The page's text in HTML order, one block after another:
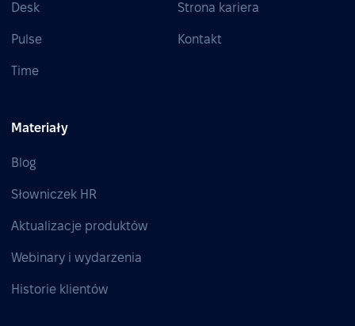
Desk
Pulse
Time
Strona kariera
Kontakt
Materiały
Blog
Słowniczek HR
Aktualizacje produktów
Webinary i wydarzenia
Historie klientów